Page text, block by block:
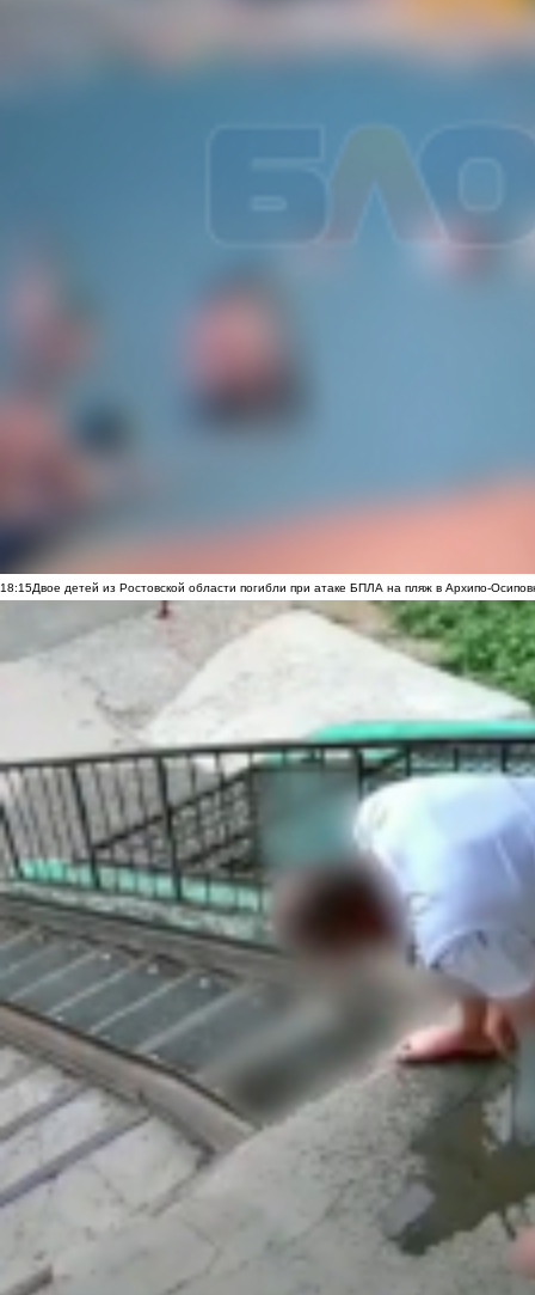
18:15Двое детей из Ростовской области погибли при атаке БПЛА на пляж в Архипо-